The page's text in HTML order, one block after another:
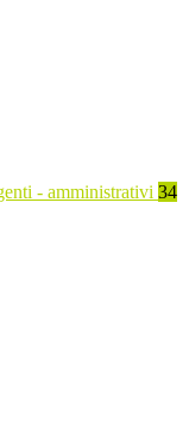
- amministrativi 34